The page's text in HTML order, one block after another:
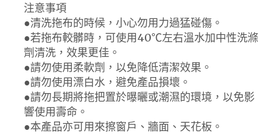
注意事項
●清洗拖布的時候，小心勿用力過猛碰傷。
●若拖布較髒時，可使用40℃左右溫水加中性洗滌
劑清洗，效果更佳。
●請勿使用柔軟劑，以免降低清潔效果。
●請勿使用漂白水，避免產品損壞。
●請勿長期將拖把置於曝曬或潮濕的環境，以免影
響使用壽命。
●本產品亦可用來擦窗戶、牆面、天花板。